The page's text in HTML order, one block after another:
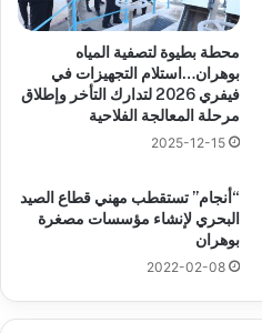
محطة بطيوة لتصفية المياه
بوهران…استلام التجهيزات في
فيفري 2026 لتدارك التأخر وإطلاق
مرحلة المعالجة الفلاحية
2025-12-15
“أنجام” تستقطب مهني قطاع الصيد
البحري لإنشاء مؤسسات مصغرة
بوهران
2022-02-08